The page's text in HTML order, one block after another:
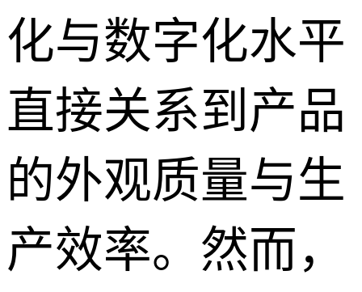
化与数字化水平
直接关系到产品
的外观质量与生
产效率。然而，